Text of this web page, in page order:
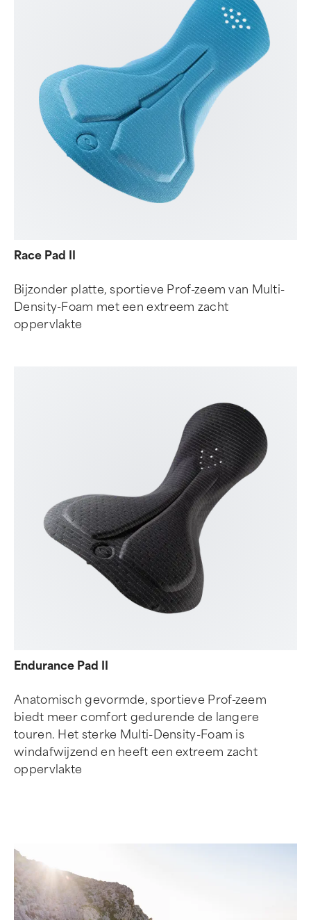
Race Pad II
Bijzonder platte, sportieve Prof-zeem van Multi-
Density-Foam met een extreem zacht
oppervlakte
Endurance Pad II
Anatomisch gevormde, sportieve Prof-zeem
biedt meer comfort gedurende de langere
touren. Het sterke Multi-Density-Foam is
windafwijzend en heeft een extreem zacht
oppervlakte